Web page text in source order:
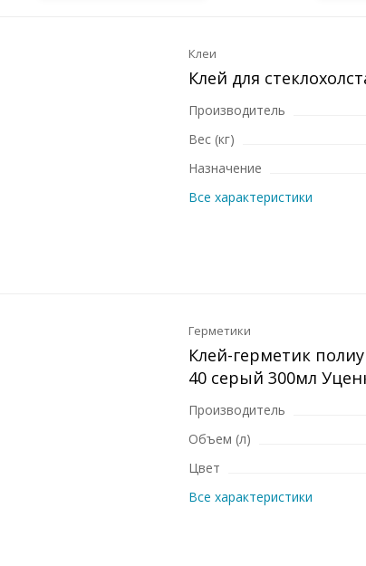
Клеи
Клей для
Производитель
Вес (кг)
Назначение
Все характеристики
Герметики
Клей-герметик
40 серый 300мл
Производитель
Объем (л)
Цвет
Все характеристики